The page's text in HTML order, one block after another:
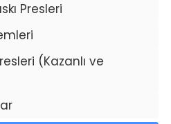
Presleri
(Kazanlı ve